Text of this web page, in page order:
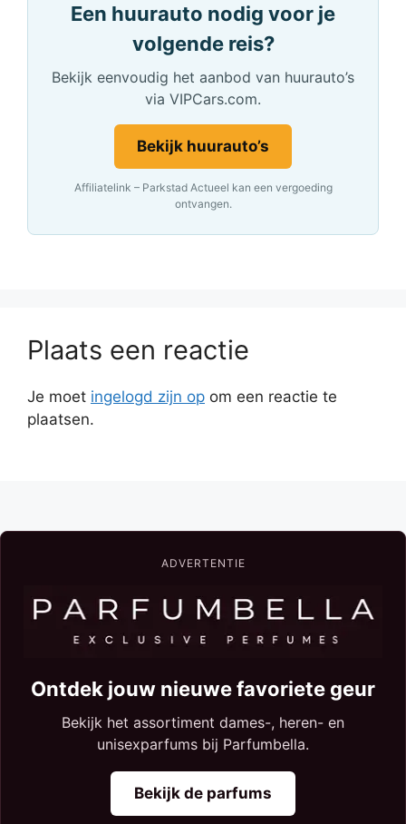
Een huurauto nodig voor je
volgende reis?
Bekijk eenvoudig het aanbod van huurauto’s
via VIPCars.com.
Bekijk huurauto’s
Affiliatelink – Parkstad Actueel kan een vergoeding
ontvangen.
Plaats een reactie
Je moet ingelogd zijn op om een reactie te
plaatsen.
ADVERTENTIE
Ontdek jouw nieuwe favoriete geur
Bekijk het assortiment dames-, heren- en
unisexparfums bij Parfumbella.
Bekijk de parfums